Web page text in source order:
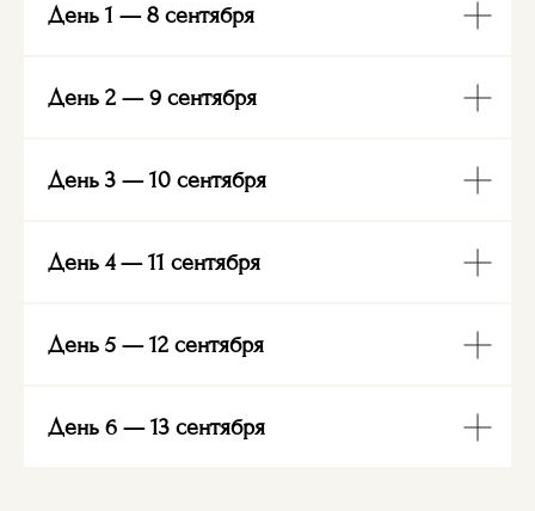
День 1 — 8 сентября
День 2 — 9 сентября
День 3 — 10 сентября
День 4 — 11 сентября
День 5 — 12 сентября
День 6 — 13 сентября